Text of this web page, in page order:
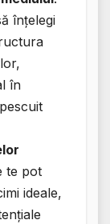
înțelegi
în
te pot
ideale,